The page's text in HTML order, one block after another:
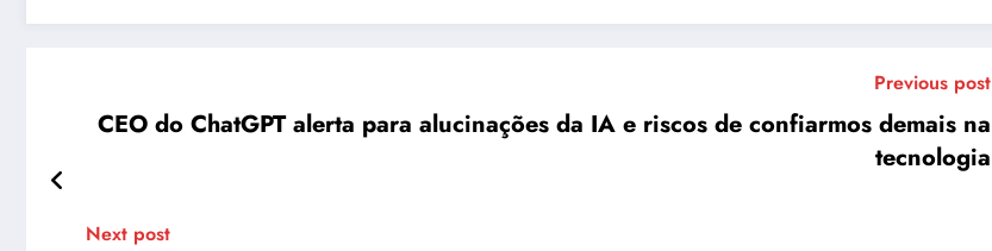
Previous post
CEO do ChatGPT alerta para alucinações da IA e riscos de confiarmos demais na
tecnologia
Next post